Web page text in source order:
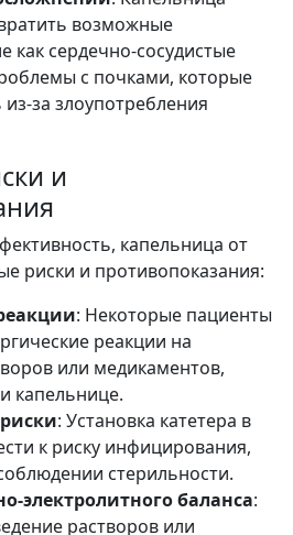
возможные
как сердечно-сосудистые
с почками, которые
из-за злоупотребления
и
капельница от
риски и противопоказания:
: Некоторые пациенты
реакции на
или медикаментов,
капельнице.
: Установка катетера в
к риску инфицирования,
стерильности.
электролитного баланса:
растворов или